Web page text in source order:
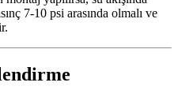
7-10 psi arasında olmalı ve